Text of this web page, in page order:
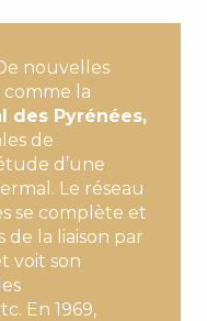
nouvelles
la
des Pyrénées,
de
d’une
Le réseau
se complète et
de la liaison par
voit son
En 1969,